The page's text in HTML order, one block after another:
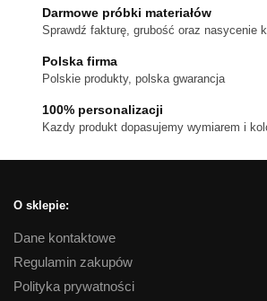
można
wybrać
stronie
Darmowe próbki materiałów
Sprawdź fakturę, grubość oraz nasycenie
Polska firma
Polskie produkty, polska gwarancja
100% personalizacji
Kazdy produkt dopasujemy wymiarem i
O sklepie:
Dane kontaktowe
Regulamin zakupów
Polityka prywatności